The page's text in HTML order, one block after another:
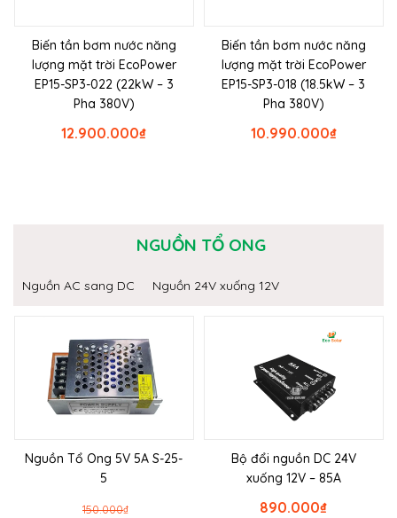
Biến tần bơm nước năng
lượng mặt trời EcoPower
EP15-SP3-022 (22kW – 3
Pha 380V)
₫
12.900.000
Biến tần bơm nước năng
lượng mặt trời EcoPower
EP15-SP3-018 (18.5kW – 3
Pha 380V)
₫
10.990.000
NGUỒN TỔ ONG
Nguồn AC sang DC Nguồn 24V xuống 12V
Nguồn Tổ Ong 5V 5A S-25-
5
₫
150.000
Bộ đổi nguồn DC 24V
xuống 12V – 85A
₫
890.000